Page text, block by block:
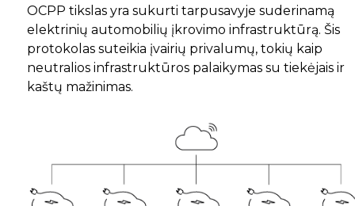
OCPP tikslas yra sukurti tarpusavyje suderinamą
elektrinių automobilių įkrovimo infrastruktūrą. Šis
protokolas suteikia įvairių privalumų, tokių kaip
neutralios infrastruktūros palaikymas su tiekėjais ir
kaštų mažinimas.